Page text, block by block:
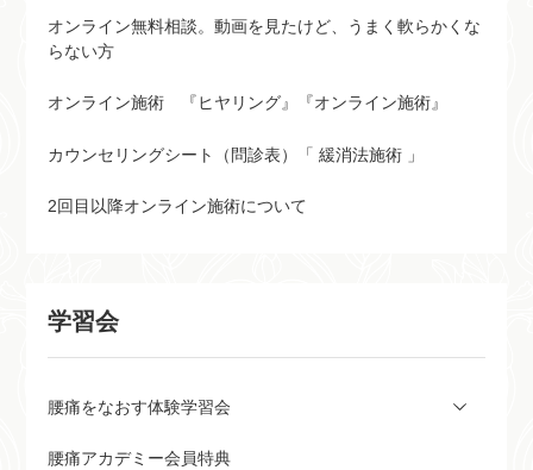
オンライン無料相談。動画を見たけど、うまく軟らかくな
らない方
オンライン施術 『ヒヤリング』『オンライン施術』
カウンセリングシート（問診表）「 緩消法施術 」
2回目以降オンライン施術について
学習会
腰痛をなおす体験学習会
腰痛アカデミー会員特典